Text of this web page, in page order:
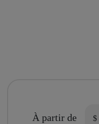
À partir de $